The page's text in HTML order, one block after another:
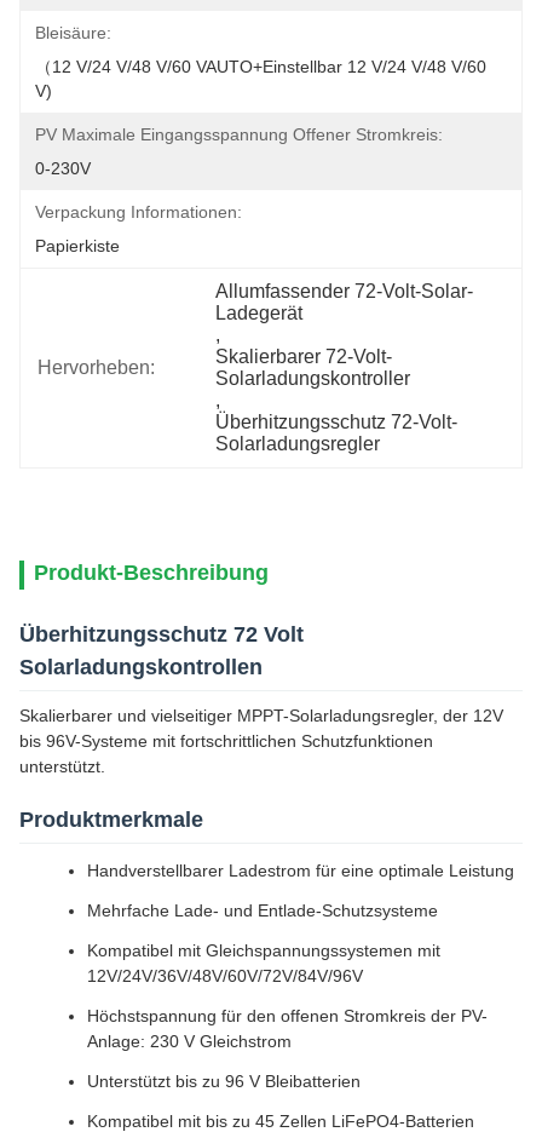
Bleisäure:
（12 V/24 V/48 V/60 VAUTO+Einstellbar 12 V/24 V/48 V/60
V)
PV Maximale Eingangsspannung Offener Stromkreis:
0-230V
Verpackung Informationen:
Papierkiste
Hervorheben:
Allumfassender 72-Volt-Solar-
Ladegerät
,
Skalierbarer 72-Volt-
Solarladungskontroller
,
Überhitzungsschutz 72-Volt-
Solarladungsregler
Produkt-Beschreibung
Überhitzungsschutz 72 Volt
Solarladungskontrollen
Skalierbarer und vielseitiger MPPT-Solarladungsregler, der 12V
bis 96V-Systeme mit fortschrittlichen Schutzfunktionen
unterstützt.
Produktmerkmale
Handverstellbarer Ladestrom für eine optimale Leistung
Mehrfache Lade- und Entlade-Schutzsysteme
Kompatibel mit Gleichspannungssystemen mit
12V/24V/36V/48V/60V/72V/84V/96V
Höchstspannung für den offenen Stromkreis der PV-
Anlage: 230 V Gleichstrom
Unterstützt bis zu 96 V Bleibatterien
Kompatibel mit bis zu 45 Zellen LiFePO4-Batterien